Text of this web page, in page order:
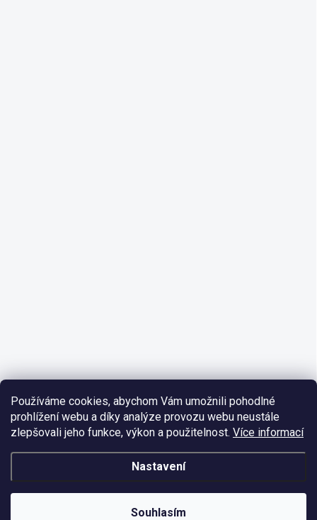
Používáme cookies, abychom Vám umožnili pohodlné
prohlížení webu a díky analýze provozu webu neustále
zlepšovali jeho funkce, výkon a použitelnost. Více informací
Nastavení
Souhlasím